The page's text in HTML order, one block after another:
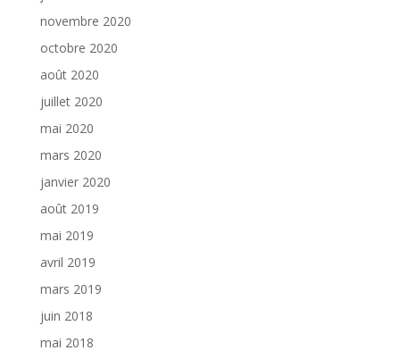
novembre 2020
octobre 2020
août 2020
juillet 2020
mai 2020
mars 2020
janvier 2020
août 2019
mai 2019
avril 2019
mars 2019
juin 2018
mai 2018